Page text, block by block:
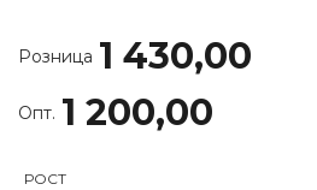
Розница 1 430,00
Опт. 1 200,00
РОСТ